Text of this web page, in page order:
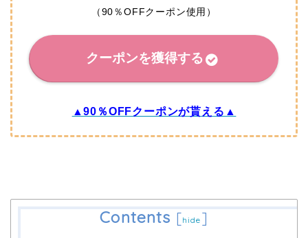
（90％OFFクーポン使用）
クーポンを獲得する
▲90％OFFクーポンが貰える▲
Contents [hide ]